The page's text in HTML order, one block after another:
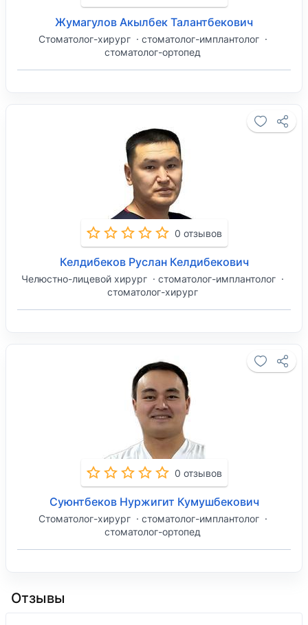
Жумагулов Акылбек Талантбекович
Стоматолог-хирург
стоматолог-имплантолог
стоматолог-ортопед
0 отзывов
Келдибеков Руслан Келдибекович
Челюстно-лицевой хирург
стоматолог-имплантолог
стоматолог-хирург
0 отзывов
Суюнтбеков Нуржигит Кумушбекович
Стоматолог-хирург
стоматолог-имплантолог
стоматолог-ортопед
Отзывы